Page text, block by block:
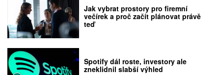
Jak vybrat prostory pro firemní
večírek a proč začít plánovat právě
teď
Spotify dál roste, investory ale
zneklidnil slabší výhled